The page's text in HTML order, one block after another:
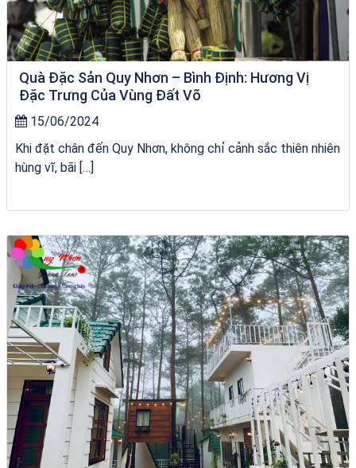
Quà Đặc Sản Quy Nhơn – Bình Định: Hương Vị
Đặc Trưng Của Vùng Đất Võ
15/06/2024
Khi đặt chân đến Quy Nhơn, không chỉ cảnh sắc thiên nhiên
hùng vĩ, bãi […]
du thuyền trên biển Quy Nhơn